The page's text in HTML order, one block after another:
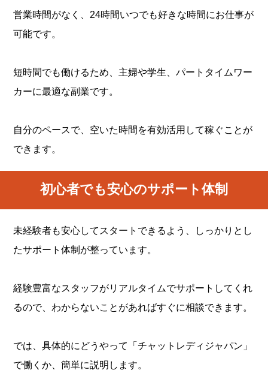
営業時間がなく、24時間いつでも好きな時間にお仕事が
可能です。
短時間でも働けるため、主婦や学生、パートタイムワー
カーに最適な副業です。
自分のペースで、空いた時間を有効活用して稼ぐことが
できます。
初心者でも安心のサポート体制
未経験者も安心してスタートできるよう、しっかりとし
たサポート体制が整っています。
経験豊富なスタッフがリアルタイムでサポートしてくれ
るので、わからないことがあればすぐに相談できます。
では、具体的にどうやって「チャットレディジャパン」
で働くか、簡単に説明します。